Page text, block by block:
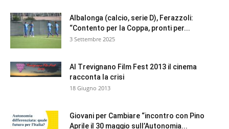
Albalonga (calcio, serie D), Ferazzoli:
“Contento per la Coppa, pronti per...
3 Settembre 2025
Al Trevignano Film Fest 2013 il cinema
racconta la crisi
18 Giugno 2013
Giovani per Cambiare “incontro con Pino
Aprile il 30 maggio sull’Autonomia...